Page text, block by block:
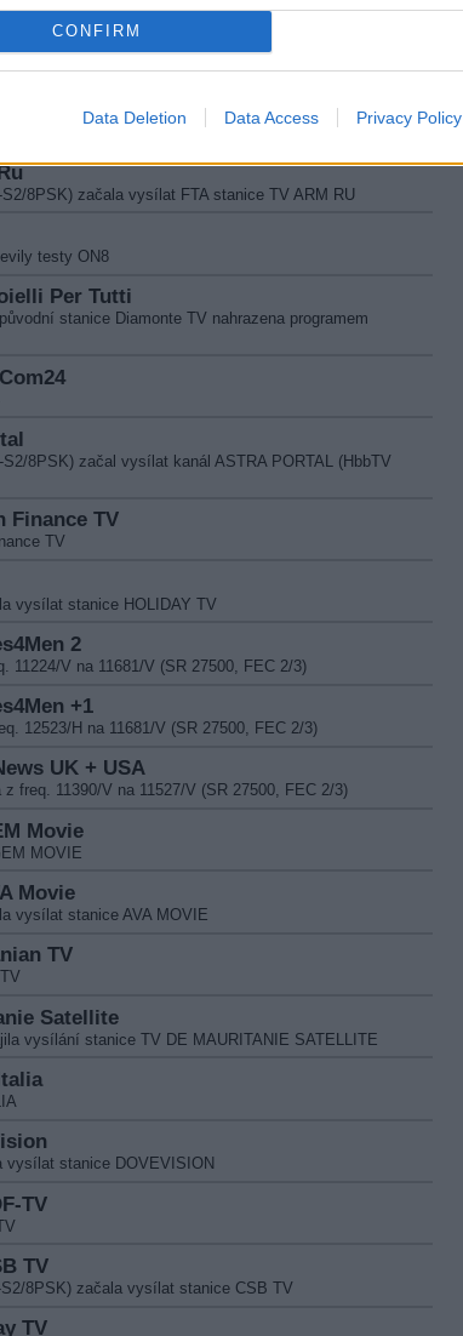
CONFIRM
Data Deletion Data Access Privacy Policy
vysílat stanice STRANA
8PSK) začala vysílat FTA stanice TV ARM RU
testy ON8
Per Tutti
stanice Diamonte TV nahrazena programem
8PSK) začal vysílat kanál ASTRA PORTAL (HbbTV
Finance TV
TV
vysílat stanice HOLIDAY TV
2
11224/V na 11681/V (SR 27500, FEC 2/3)
+1
12523/H na 11681/V (SR 27500, FEC 2/3)
UK + USA
freq. 11390/V na 11527/V (SR 27500, FEC 2/3)
Movie
MOVIE
Movie
vysílat stanice AVA MOVIE
TV
Satellite
vysílání stanice TV DE MAURITANIE SATELLITE
vysílat stanice DOVEVISION
TV
TV
8PSK) začala vysílat stanice CSB TV
TV